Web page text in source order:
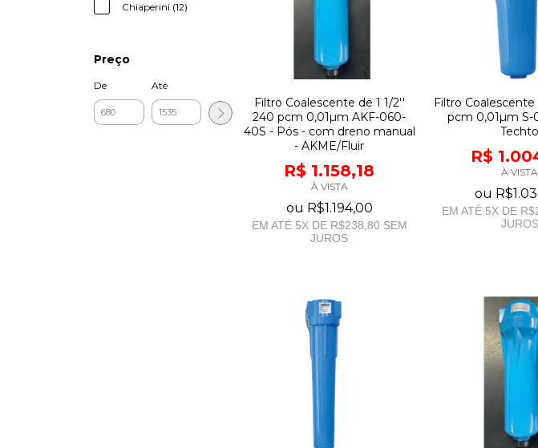
Chiaperini (12)
Preço
De Até
Filtro Coalescente de 1 1/2''
240 pcm 0,01µm AKF-060-
40S - Pós - com dreno manual
- AKME/Fluir
R$ 1.158,18
À VISTA
ou R$1.194,00
EM ATÉ 5X DE R$238,80 SEM
JUROS
Filtro Coalescente
pcm 0,01µm S-
Techto
R$
À VISTA
ou
EM ATÉ 5X DE
JUROS